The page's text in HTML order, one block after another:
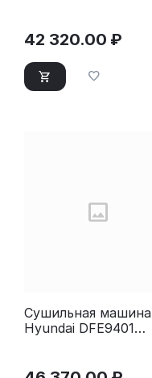
42 320.00 ₽
Сушильная машина
Hyundai DFE9401